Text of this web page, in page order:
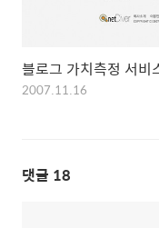
블로그 가치측정 서비
2007.11.16
댓글 18